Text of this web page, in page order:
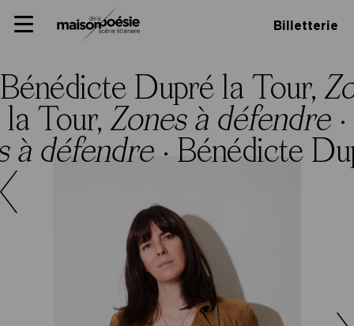
Panneau de gestion des cookies
to
littéraire
Primary
Billetterie
Bénédicte Dupré la Tour,
Tour, Zones à défendre ·
à défendre · Bénédicte